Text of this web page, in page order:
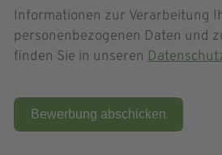
Informationen zur Verarbeitung
personenbezogenen Daten und
finden Sie in unseren
Bewerbung abschicken